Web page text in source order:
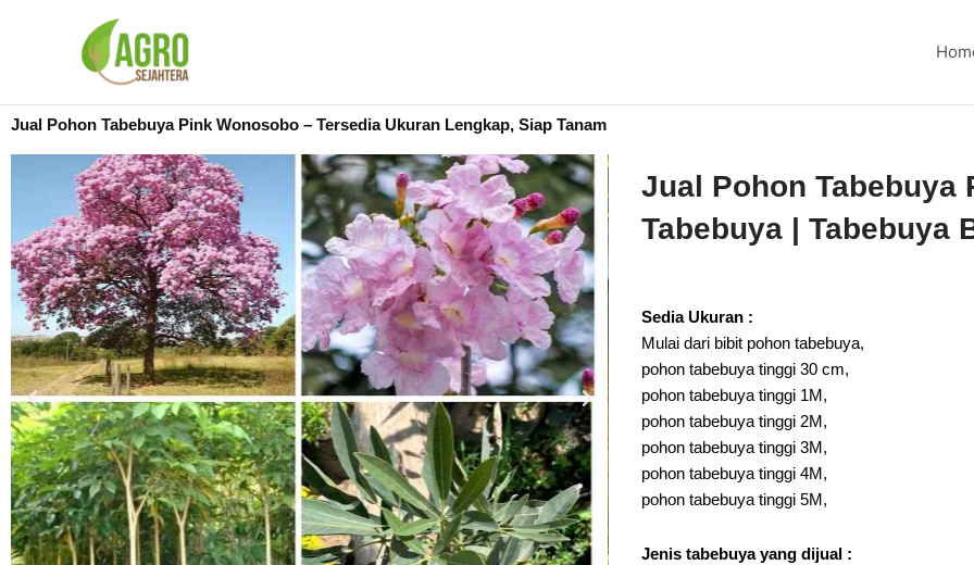
Jual Pohon Tabebuya Pink Wonosobo – Tersedia Ukuran Lengkap, Siap Tanam
Jual Pohon Tabebuya
Tabebuya | Tabebuya
Sedia Ukuran :
Mulai dari bibit pohon tabebuya,
pohon tabebuya tinggi 30 cm,
pohon tabebuya tinggi 1M,
pohon tabebuya tinggi 2M,
pohon tabebuya tinggi 3M,
pohon tabebuya tinggi 4M,
pohon tabebuya tinggi 5M,
Jenis tabebuya yang dijual :